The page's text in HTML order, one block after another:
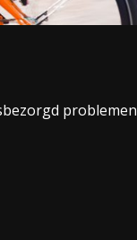
problemen